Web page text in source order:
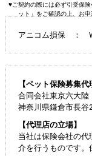
♥ご契約の際には必ず引受保
ット」をご確認の上、お申
アニコム損保 ：
【ペット保険募集代
合同会社東京六大陸
神奈川県鎌倉市長谷
【代理店の立場】
当社は保険会社の
介を行うものです